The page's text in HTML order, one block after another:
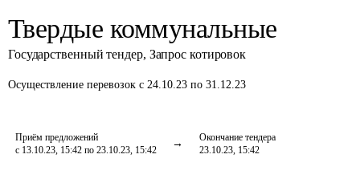
Твердые коммунальные
Государственный тендер, Запрос котировок
Осуществление перевозок с 24.10.23 по 31.12.23
Приём предложений
с 13.10.23, 15:42 по 23.10.23, 15:42
Окончание тендера
23.10.23, 15:42